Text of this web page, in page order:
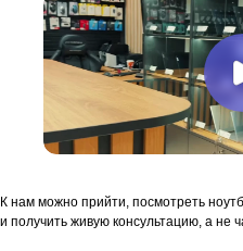
К нам можно прийти, посмотреть
и получить живую консультацию, а не